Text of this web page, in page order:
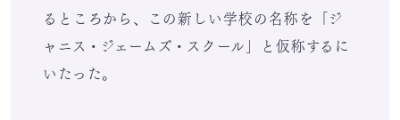
るところから、この新しい学校の名称を「ジ
ャニス・ジェームズ・スクール」と仮称するに
いたった。